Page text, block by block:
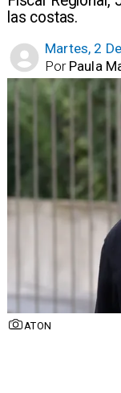
las costas.
Martes, 2
Paula
Por
ATON